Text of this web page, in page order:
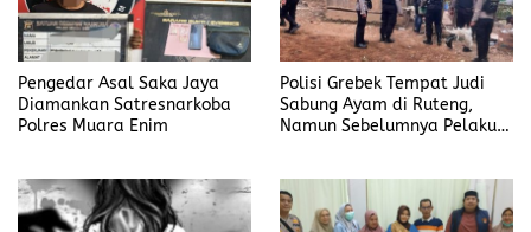
Pengedar Asal Saka Jaya
Diamankan Satresnarkoba
Polres Muara Enim
Polisi Grebek Tempat Judi
Sabung Ayam di Ruteng,
Namun Sebelumnya Pelaku